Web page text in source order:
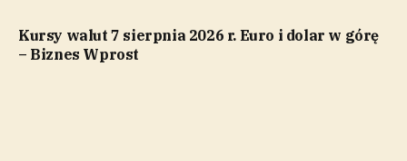
Kursy walut 7 sierpnia 2026 r. Euro i dolar w górę
– Biznes Wprost